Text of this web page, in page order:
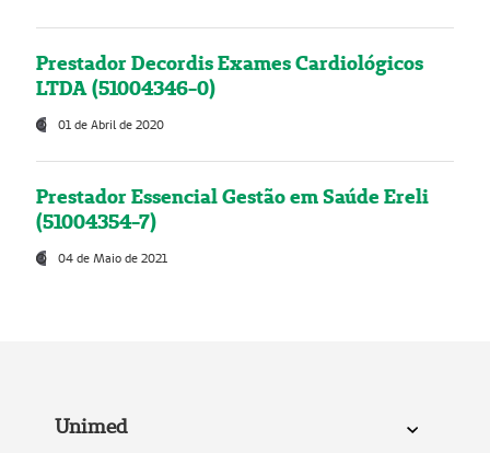
Prestador Decordis Exames Cardiológicos
LTDA (51004346-0)
01 de Abril de 2020
Prestador Essencial Gestão em Saúde Ereli
(51004354-7)
04 de Maio de 2021
Unimed